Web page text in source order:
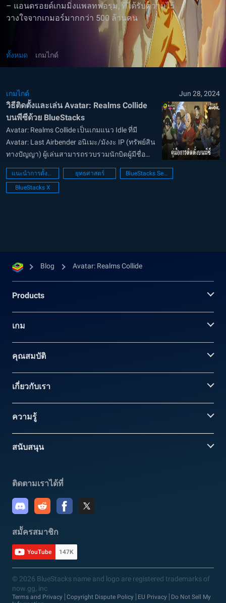
– แอนดรอยด์เกมมิ่งแพลทฟอรฺม, ที่ได้รับความไว้
วางใจจากเกมอร์มากกว่า 500 ล้านคน
ทั้งหมด เกมไกด์
เกมไกด์ Jun 28, 2024
วิธีติดตั้งและเล่น Avatar: Realms Collide
บนพีซีด้วย BlueStacks
Avatar: Realms Collide เป็นเกมแนว Idle ที่มี
Avatar: Last Airbender อนิเมะ/มังงะ IP (ทรัพย์สิน
ทางปัญญา) ผู้เล่นสามารถรวบรวมนักบิดผู้มีชื่อ
เสียงหลายคนในหมู่ลูกเรือและจัดวางพวกเขาใน
สนามรบเพื่อผลประโยชน์ของพวกเขา ทำลายกอง
กำลังแห่งความชั่วร้ายในขณะที่คุณ...
แนะนำการตั้งค่า PC ยุทธศาสตร์
BlueStacks Setup
BlueStacks X
Blog Avatar: Realms Collide
Products
เกม
คุณสมบัติ
เกี่ยวกับเรา
ความรู้
สนับสนุน
ติดตามเราได้ที่
สมััครสมาชิก
YouTube 147K
© 2026 BlueStacks name and logo are registered trademarks of
now.gg, inc
Terms and Privacy Copyright Dispute Policy EU Privacy
Do Not Sell My